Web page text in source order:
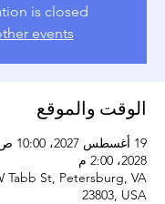
is closed
events
الوقت والموقع
2028، 2:00 م
Tabb St, Petersburg, VA
23803, USA